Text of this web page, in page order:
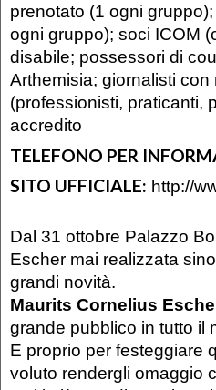
prenotato (1 ogni
ogni gruppo); soci ICOM
disabile; possessori di
Arthemisia; giornalisti con
(professionisti, praticanti,
accredito
TELEFONO PER
SITO UFFICIALE: http://
Dal 31 ottobre Palazzo
Escher mai realizzata
grandi novità.
Maurits Cornelius
grande pubblico in tutto il
E proprio per festeggiare
voluto rendergli omaggio